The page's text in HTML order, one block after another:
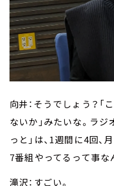
向井：そうでしょう？
ないか」みたいな。ラジ
っと」は、1週間に4回、
7番組やってるって事な
滝沢：すごい。